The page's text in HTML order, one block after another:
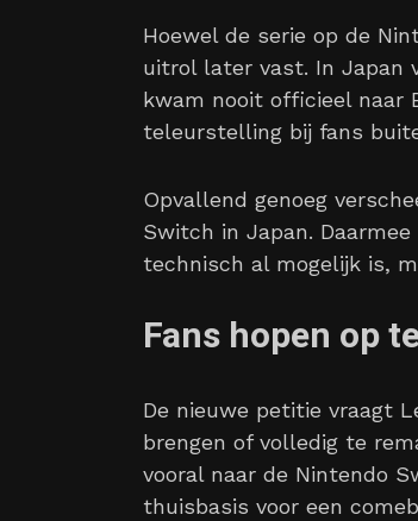
Hoewel de serie op de
uitrol later vast. In Japan
kwam nooit officieel naar
teleurstelling bij fans
Opvallend genoeg
Switch in Japan.
technisch al mogelijk is,
Fans hopen op
De nieuwe petitie vraagt
brengen of volledig te
vooral naar de Nintendo
thuisbasis voor een